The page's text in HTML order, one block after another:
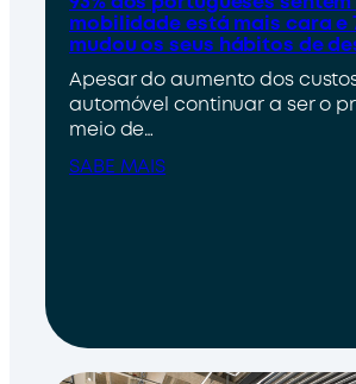
mobilidade está mais cara e
mudou os seus hábitos de
Apesar do aumento dos
automóvel continuar a ser o
meio de…
SABE MAIS